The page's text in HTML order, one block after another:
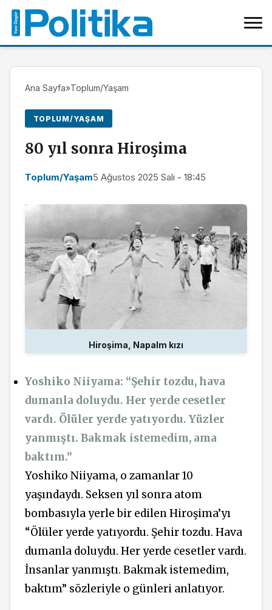
Ana Sayfa»Toplum/Yaşam
TOPLUM/YAŞAM
80 yıl sonra Hiroşima
Toplum/Yaşam5 Ağustos 2025 Salı - 18:45
Hiroşima, Napalm kızı
Yoshiko Niiyama: “Şehir tozdu, hava
dumanla doluydu. Her yerde cesetler
vardı. Ölüler yerde yatıyordu. Yüzler
yanmıştı. Bakmak istemedim, ama
baktım.”
Yoshiko Niiyama, o zamanlar 10
yaşındaydı. Seksen yıl sonra atom
bombasıyla yerle bir edilen Hiroşima’yı
“Ölüler yerde yatıyordu. Şehir tozdu. Hava
dumanla doluydu. Her yerde cesetler vardı.
İnsanlar yanmıştı. Bakmak istemedim,
baktım” sözleriyle o günleri anlatıyor.